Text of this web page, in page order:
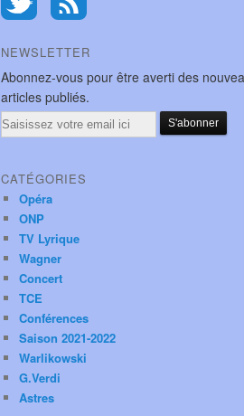
NEWSLETTER
Abonnez-vous pour être averti des
articles publiés.
Email
CATÉGORIES
Opéra
ONP
TV Lyrique
Wagner
Concert
TCE
Conférences
Saison 2021-2022
Warlikowski
G.Verdi
Astres